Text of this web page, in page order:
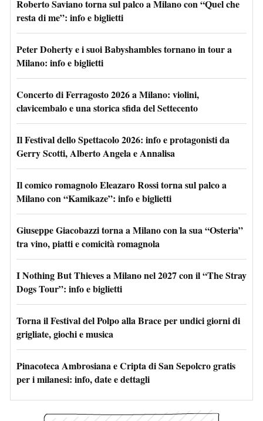
Roberto Saviano torna sul palco a Milano con “Quel che
resta di me”: info e biglietti
Peter Doherty e i suoi Babyshambles tornano in tour a
Milano: info e biglietti
Concerto di Ferragosto 2026 a Milano: violini,
clavicembalo e una storica sfida del Settecento
Il Festival dello Spettacolo 2026: info e protagonisti da
Gerry Scotti, Alberto Angela e Annalisa
Il comico romagnolo Eleazaro Rossi torna sul palco a
Milano con “Kamikaze”: info e biglietti
Giuseppe Giacobazzi torna a Milano con la sua “Osteria”
tra vino, piatti e comicità romagnola
I Nothing But Thieves a Milano nel 2027 con il “The Stray
Dogs Tour”: info e biglietti
Torna il Festival del Polpo alla Brace per undici giorni di
grigliate, giochi e musica
Pinacoteca Ambrosiana e Cripta di San Sepolcro gratis
per i milanesi: info, date e dettagli